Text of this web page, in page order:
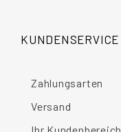
KUNDENSERVICE
Zahlungsarten
Versand